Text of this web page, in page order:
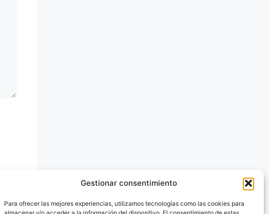
Gestionar consentimiento
Para ofrecer las mejores experiencias, utilizamos tecnologías como las cookies para